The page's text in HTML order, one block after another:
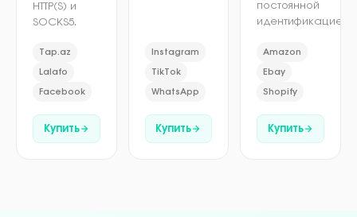
HTTP(S) и
SOCKS5.
Tap.az
Lalafo
Facebook
Купить
Instagram
TikTok
WhatsApp
Купить
постоянной
идентификацией.
Amazon
Ebay
Shopify
Купить